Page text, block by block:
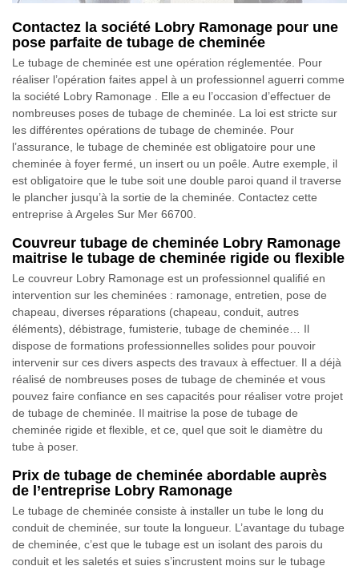
Contactez la société Lobry Ramonage pour une
pose parfaite de tubage de cheminée
Le tubage de cheminée est une opération réglementée. Pour
réaliser l’opération faites appel à un professionnel aguerri comme
la société Lobry Ramonage . Elle a eu l’occasion d’effectuer de
nombreuses poses de tubage de cheminée. La loi est stricte sur
les différentes opérations de tubage de cheminée. Pour
l’assurance, le tubage de cheminée est obligatoire pour une
cheminée à foyer fermé, un insert ou un poêle. Autre exemple, il
est obligatoire que le tube soit une double paroi quand il traverse
le plancher jusqu’à la sortie de la cheminée. Contactez cette
entreprise à Argeles Sur Mer 66700.
Couvreur tubage de cheminée Lobry Ramonage
maitrise le tubage de cheminée rigide ou flexible
Le couvreur Lobry Ramonage est un professionnel qualifié en
intervention sur les cheminées : ramonage, entretien, pose de
chapeau, diverses réparations (chapeau, conduit, autres
éléments), débistrage, fumisterie, tubage de cheminée… Il
dispose de formations professionnelles solides pour pouvoir
intervenir sur ces divers aspects des travaux à effectuer. Il a déjà
réalisé de nombreuses poses de tubage de cheminée et vous
pouvez faire confiance en ses capacités pour réaliser votre projet
de tubage de cheminée. Il maitrise la pose de tubage de
cheminée rigide et flexible, et ce, quel que soit le diamètre du
tube à poser.
Prix de tubage de cheminée abordable auprès
de l’entreprise Lobry Ramonage
Le tubage de cheminée consiste à installer un tube le long du
conduit de cheminée, sur toute la longueur. L’avantage du tubage
de cheminée, c’est que le tubage est un isolant des parois du
conduit et les saletés et suies s’incrustent moins sur le tubage